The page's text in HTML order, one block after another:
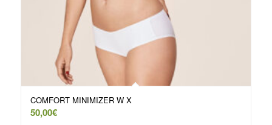
COMFORT MINIMIZER W X
50,00€